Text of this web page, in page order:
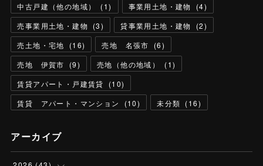
中古戸建（他の地域）
(1) 事業用土地・建物 (4)
売事業用土地・建物
(3) 貸事業用土地・建物 (2)
売土地・宅地
(16) 売地 名張市 (6)
売地 伊賀市
(9) 売地（他の地域） (1)
賃貸アパート・戸建賃貸
(10)
賃貸 アパート・マンション
(10) 未分類 (16)
アーカイブ